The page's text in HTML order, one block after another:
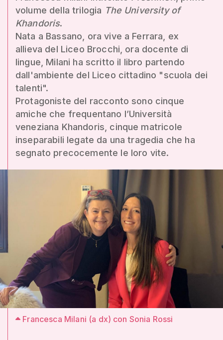
volume della trilogia The University of
Khandoris.
Nata a Bassano, ora vive a Ferrara, ex
allieva del Liceo Brocchi, ora docente di
lingue, Milani ha scritto il libro partendo
dall'ambiente del Liceo cittadino "scuola dei
talenti".
Protagoniste del racconto sono cinque
amiche che frequentano l’Università
veneziana Khandoris, cinque matricole
inseparabili legate da una tragedia che ha
segnato precocemente le loro vite.
Francesca Milani (a dx) con Sonia Rossi